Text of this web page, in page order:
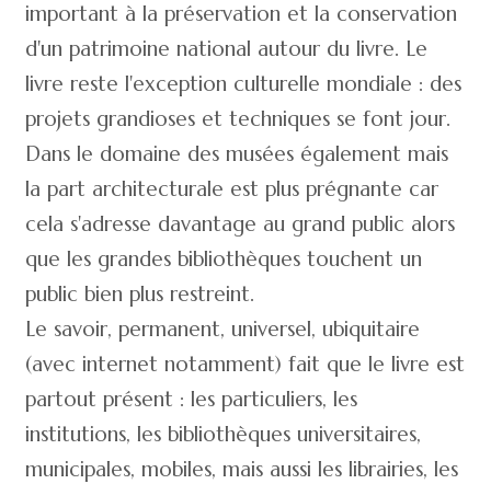
important à la préservation et la conservation
d'un patrimoine national autour du livre. Le
livre reste l'exception culturelle mondiale : des
projets grandioses et techniques se font jour.
Dans le domaine des musées également mais
la part architecturale est plus prégnante car
cela s'adresse davantage au grand public alors
que les grandes bibliothèques touchent un
public bien plus restreint.
Le savoir, permanent, universel, ubiquitaire
(avec internet notamment) fait que le livre est
partout présent : les particuliers, les
institutions, les bibliothèques universitaires,
municipales, mobiles, mais aussi les librairies, les